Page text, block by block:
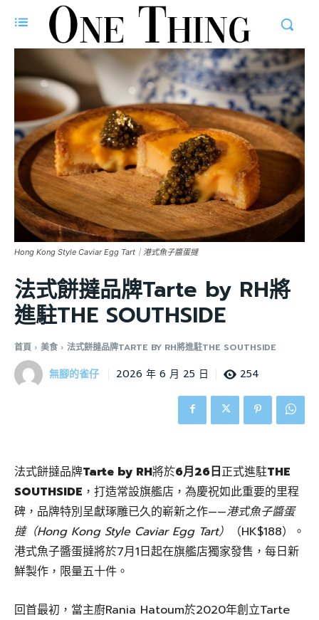
Hong Kong Style Caviar Egg Tart｜港式魚子醬蛋撻
法式餅撻品牌Tarte by RH將
進駐THE SOUTHSIDE
首頁 美食 法式餅撻品牌TARTE BY RH將進駐THE SOUTHSIDE
無腳的雀仔 2026 年 6 月 25 日 254
法式餅撻品牌Tarte by RH將於6月26日正式進駐THE
SOUTHSIDE ，打造常設旗艦店，為慶祝如此重要的里程
碑，品牌特別呈獻琢雕已久的嶄新之作——港式魚子醬蛋
撻（Hong Kong Style Caviar Egg Tart）
（HK$188）。
港式魚子醬蛋撻將於7月1日起在旗艦店獨家發售，每日新
鮮製作，限量五十件。
回首最初，當主廚Rania Hatoum於2020年創立Tarte